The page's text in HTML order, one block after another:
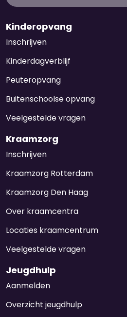
Kinderopvang
Inschrijven
Kinderdagverblijf
Peuteropvang
Buitenschoolse opvang
Veelgestelde vragen
Kraamzorg
Inschrijven
Kraamzorg Rotterdam
Kraamzorg Den Haag
Over kraamcentra
Locaties kraamcentrum
Veelgestelde vragen
Jeugdhulp
Aanmelden
Overzicht jeugdhulp